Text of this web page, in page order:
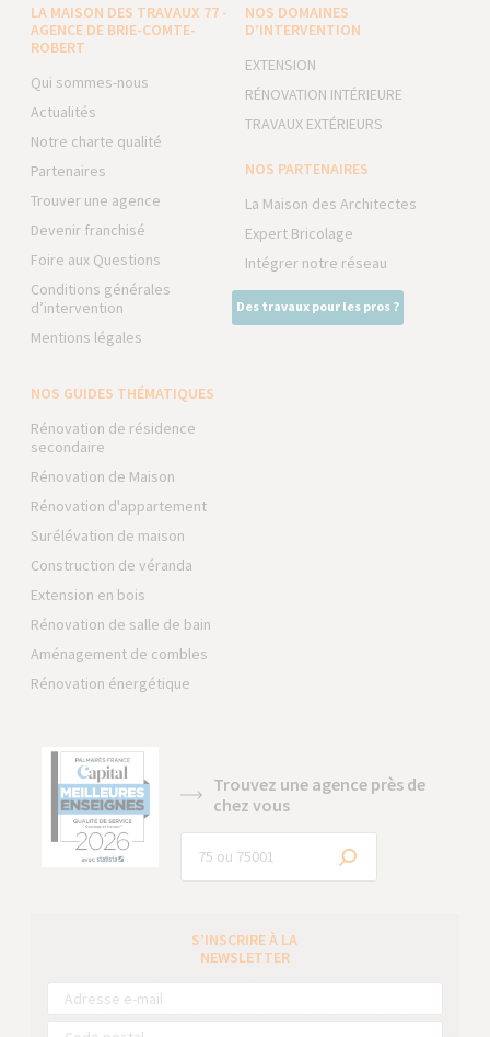
LA MAISON DES TRAVAUX 77 -
AGENCE DE BRIE-COMTE-
ROBERT
Qui sommes-nous
Actualités
Notre charte qualité
Partenaires
Trouver une agence
Devenir franchisé
Foire aux Questions
Conditions générales
d’intervention
Mentions légales
NOS DOMAINES
D’INTERVENTION
EXTENSION
RÉNOVATION INTÉRIEURE
TRAVAUX EXTÉRIEURS
NOS PARTENAIRES
La Maison des Architectes
Expert Bricolage
Intégrer notre réseau
Des travaux pour les pros ?
NOS GUIDES THÉMATIQUES
Rénovation de résidence
secondaire
Rénovation de Maison
Rénovation d'appartement
Surélévation de maison
Construction de véranda
Extension en bois
Rénovation de salle de bain
Aménagement de combles
Rénovation énergétique
Trouvez une agence près de
chez vous
S’INSCRIRE À LA
NEWSLETTER